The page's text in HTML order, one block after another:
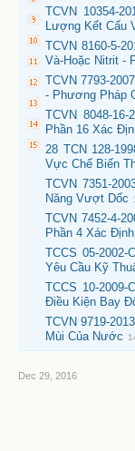
TCVN 10354-
Lượng Kết Cấu
TCVN 8160-5-
Và-Hoặc Nitrit -
TCVN 7793-
- Phương Pháp
TCVN 8048-
Phần 16 Xác
28 TCN 128-
Vực Chế Biến
TCVN 7351-
Năng Vượt Dốc
TCVN 7452-4-
Phần 4 Xác
TCCS 05-
Yêu Cầu Kỹ
TCCS 10-
Điều Kiện Bay
TCVN 9719-
Mùi Của Nước
Dec 29, 2016